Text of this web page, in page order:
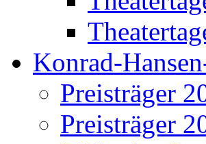
Konrad-
Preisträger
Preisträger